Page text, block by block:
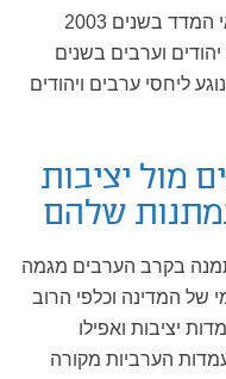
ניתוח ההתפתחויות מאז 1996, ממצאי המדד בשנים 2003
יהודים וערבים בשנים
בנוגע ליחסי ערבים ויהודים
מול יציבות
שלהם
המדד (2003 2012) הסתמנה בקרב הערבים מגמה
של המדינה וכלפי הרוב
יציבות ואפילו
הערביות מקורה